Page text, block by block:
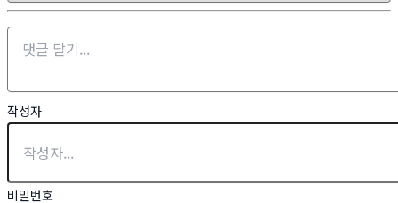
작성자
비밀번호